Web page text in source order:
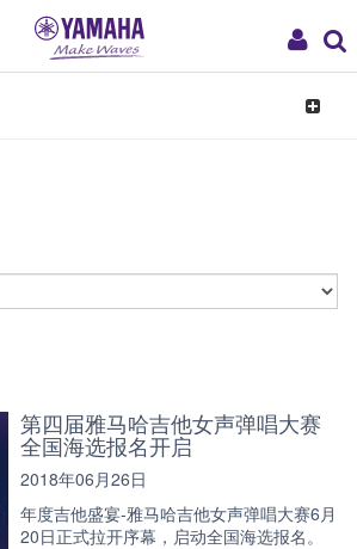
My
Toggle
第四届雅马哈吉他女声弹唱大赛
全国海选报名开启
2018年06月26日
年度吉他盛宴-雅马哈吉他女声弹唱大赛6月
20日正式拉开序幕，启动全国海选报名。